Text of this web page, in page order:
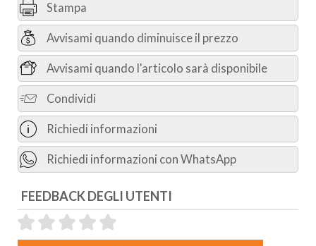
Stampa
Avvisami quando diminuisce il prezzo
Avvisami quando l'articolo sarà disponibile
Condividi
Richiedi informazioni
Richiedi informazioni con WhatsApp
FEEDBACK DEGLI UTENTI